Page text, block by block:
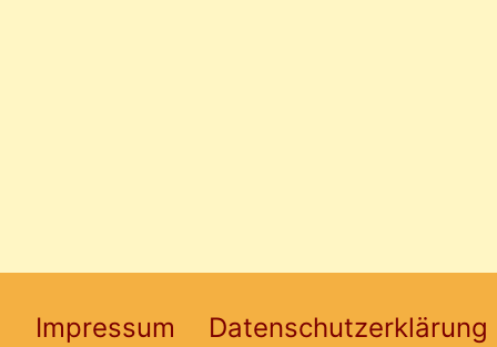
Impressum Datenschutzerklärung